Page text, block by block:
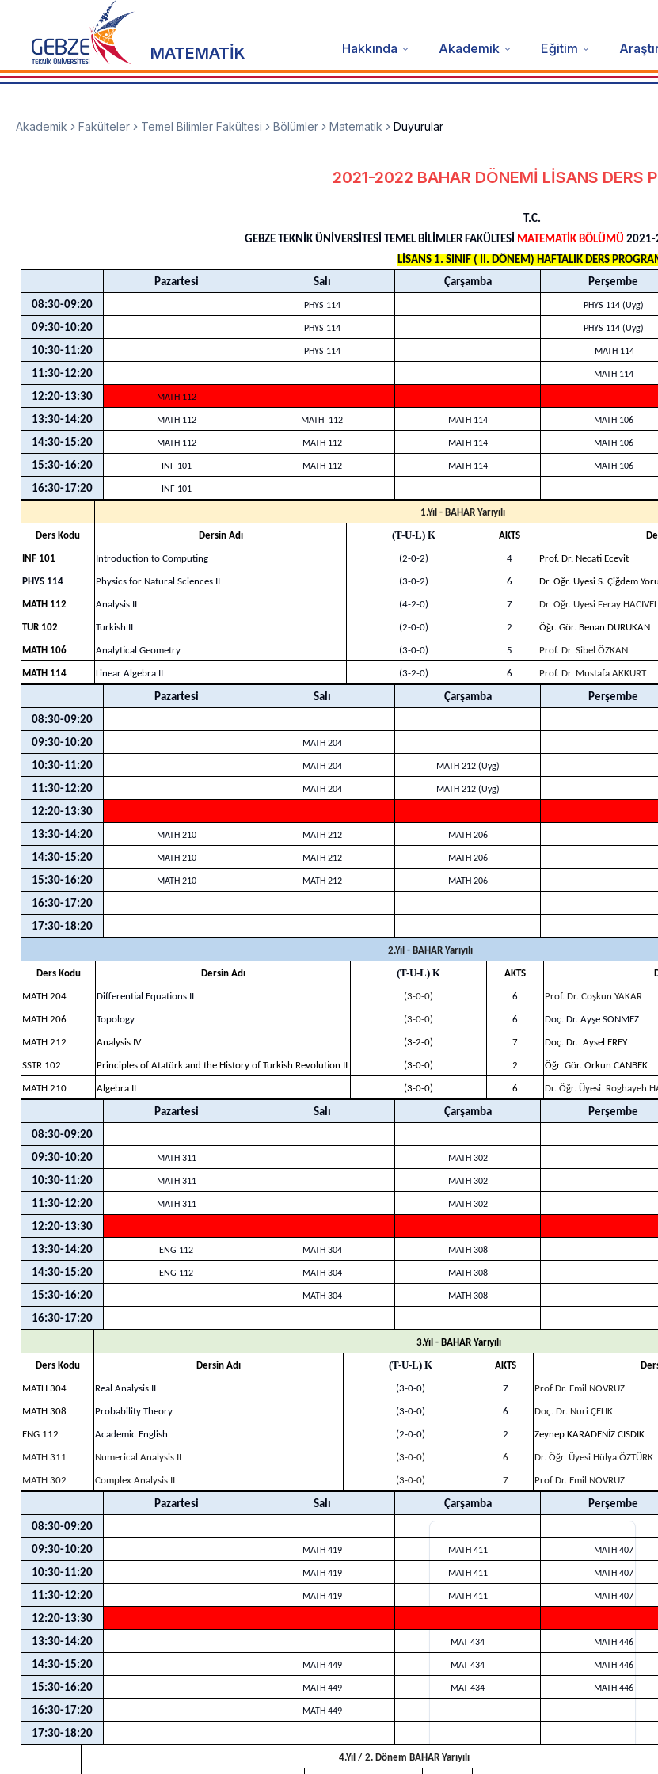
MATEMATİK Hakkında Akademik Eğitim
Akademik Fakülteler Temel Bilimler Fakültesi Bölümler Matematik Duyurular
2021-2022 BAHAR DÖNEMİ LİSANS DERS
T.C.
GEBZE TEKNİK ÜNİVERSİTESİ TEMEL BİLİMLER FAKÜLTESİ MATEMATİK BÖLÜMÜ 2021-
LİSANS 1. SINIF ( II. DÖNEM) HAFTALIK DERS
Pazartesi
Salı Çarşamba Perşembe
08:30-09:20
PHYS 114 PHYS 114 (Uyg)
09:30-10:20 PHYS 114 PHYS 114 (Uyg)
10:30-11:20 PHYS 114 MATH 114
11:30-12:20 MATH 114
12:20-13:30 MATH 112
13:30-14:20 MATH 112 MATH 112 MATH 114 MATH 106
14:30-15:20 MATH 112 MATH 112 MATH 114 MATH 106
15:30-16:20 INF 101 MATH 112 MATH 114 MATH 106
16:30-17:20 INF 101
1.Yıl - BAHAR Yarıyılı
Ders Kodu Dersin Adı (T-U-L) K AKTS
INF 101 Introduction to Computing (2-0-2) 4 Prof. Dr. Necati Ecevit
PHYS 114 Physics for Natural Sciences II (3-0-2) 6 Dr. Öğr. Üyesi S. Çiğdem
MATH 112 Analysis II (4-2-0) 7 Dr. Öğr. Üyesi Feray
TUR 102 Turkish II (2-0-0) 2 Öğr. Gör. Benan DURUKAN
MATH 106 Analytical Geometry (3-0-0) 5 Prof. Dr. Sibel ÖZKAN
MATH 114 Linear Algebra II (3-2-0) 6 Prof. Dr. Mustafa AKKURT
Pazartesi Salı Çarşamba Perşembe
08:30-09:20
09:30-10:20
MATH 204
10:30-11:20 MATH 204 MATH 212 (Uyg)
11:30-12:20 MATH 204 MATH 212 (Uyg)
12:20-13:30
13:30-14:20
MATH 210 MATH 212 MATH 206
14:30-15:20 MATH 210 MATH 212 MATH 206
15:30-16:20 MATH 210 MATH 212 MATH 206
16:30-17:20
17:30-18:20
2.Yıl - BAHAR Yarıyılı
Ders Kodu Dersin Adı (T-U-L) K AKTS
MATH 204 Differential Equations II (3-0-0) 6 Prof. Dr. Coşkun YAKAR
MATH 206 Topology (3-0-0) 6 Doç. Dr. Ayşe SÖNMEZ
MATH 212 Analysis IV (3-2-0) 7 Doç. Dr. Aysel EREY
SSTR 102 Principles of Atatürk and the History of Turkish Revolution II (3-0-0) 2 Öğr. Gör. Orkun CANBEK
MATH 210 Algebra II (3-0-0) 6 Dr. Öğr. Üyesi Roghayeh
Pazartesi Salı Çarşamba Perşembe
08:30-09:20
09:30-10:20
MATH 311 MATH 302
10:30-11:20 MATH 311 MATH 302
11:30-12:20 MATH 311 MATH 302
12:20-13:30
13:30-14:20
ENG 112 MATH 304 MATH 308
14:30-15:20 ENG 112 MATH 304 MATH 308
15:30-16:20 MATH 304 MATH 308
16:30-17:20
3.Yıl - BAHAR Yarıyılı
Ders Kodu Dersin Adı (T-U-L) K AKTS
MATH 304 Real Analysis II (3-0-0) 7 Prof Dr. Emil NOVRUZ
MATH 308 Probability Theory (3-0-0) 6 Doç. Dr. Nuri ÇELİK
ENG 112 Academic English (2-0-0) 2 Zeynep KARADENİZ CISDIK
MATH 311 Numerical Analysis II (3-0-0) 6 Dr. Öğr. Üyesi Hülya ÖZTÜRK
MATH 302 Complex Analysis II (3-0-0) 7 Prof Dr. Emil NOVRUZ
Pazartesi Salı Çarşamba Perşembe
08:30-09:20
09:30-10:20
MATH 419 MATH 411 MATH 407
10:30-11:20 MATH 419 MATH 411 MATH 407
11:30-12:20 MATH 419 MATH 411 MATH 407
12:20-13:30
13:30-14:20
MAT 434 MATH 446
14:30-15:20 MATH 449 MAT 434 MATH 446
15:30-16:20 MATH 449 MAT 434 MATH 446
16:30-17:20 MATH 449
17:30-18:20
4.Yıl / 2. Dönem BAHAR Yarıyılı